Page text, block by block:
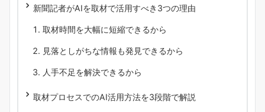
新聞記者がAIを取材で活用すべき3つの理由
取材時間を大幅に短縮できるから
見落としがちな情報も発見できるから
人手不足を解決できるから
取材プロセスでのAI活用方法を3段階で解説